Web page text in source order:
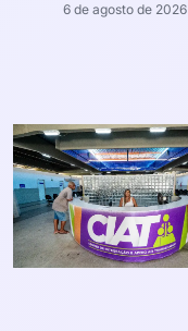
6 de agosto de 2026